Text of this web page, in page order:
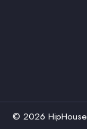
© 2026 HipHouse